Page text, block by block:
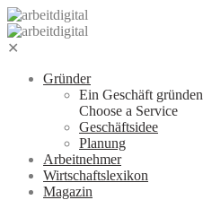
Zum
Inhalt
springen
✕
Gründer
Ein Geschäft gründen
Choose a Service
Geschäftsidee
Planung
Arbeitnehmer
Wirtschaftslexikon
Magazin